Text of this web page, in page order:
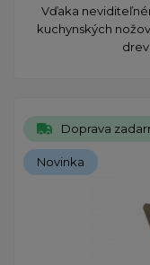
​Vďaka
kuchynských
Doprava
Novinka